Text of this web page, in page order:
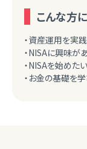
こんな方
・資産運用を実
・NISAに興味が
・NISAを始めた
・お金の基礎を